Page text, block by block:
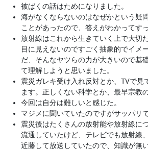
被ばくの話はためになりました。
海がなくならないのはなぜかという疑
ことがあったので、答えがわかってす
放射線はこれから生きていく上で大切
目に見えないのですごく抽象的でイメ
だ、そんなヤツらの力が大きいので基
て理解しようと思いました。
震災ガレキ受け入れ反対とか、TVで見
ます。正しくない科学とか、最早宗教
今回は自分は難しいと感じた。
マジメに聞いていたのですがサッパリで
震災後はたくさんの放射能や放射線に
流通していたけど、テレビでも放射線
近藤して放送していたので、知識が無